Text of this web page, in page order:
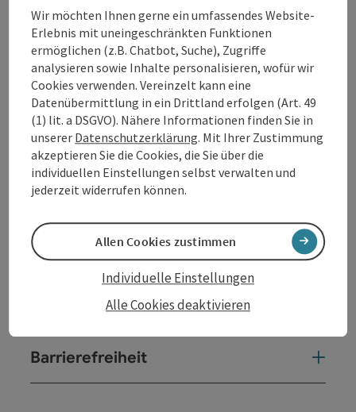
Kontakt
Öffnungszeiten
Küche
Ausstattung
Anreise/Lage
Barrierefreiheit
Wir möchten Ihnen gerne ein umfassendes Website-
Erlebnis mit uneingeschränkten Funktionen
ermöglichen (z.B. Chatbot, Suche), Zugriffe
analysieren sowie Inhalte personalisieren, wofür wir
Cookies verwenden. Vereinzelt kann eine
Datenübermittlung in ein Drittland erfolgen (Art. 49
(1) lit. a DSGVO). Nähere Informationen finden Sie in
unserer Datenschutzerklärung. Mit Ihrer Zustimmung
akzeptieren Sie die Cookies, die Sie über die
individuellen Einstellungen selbst verwalten und
jederzeit widerrufen können.
Alle Cookies deaktivieren
Individuelle Einstellungen
Allen Cookies zustimmen